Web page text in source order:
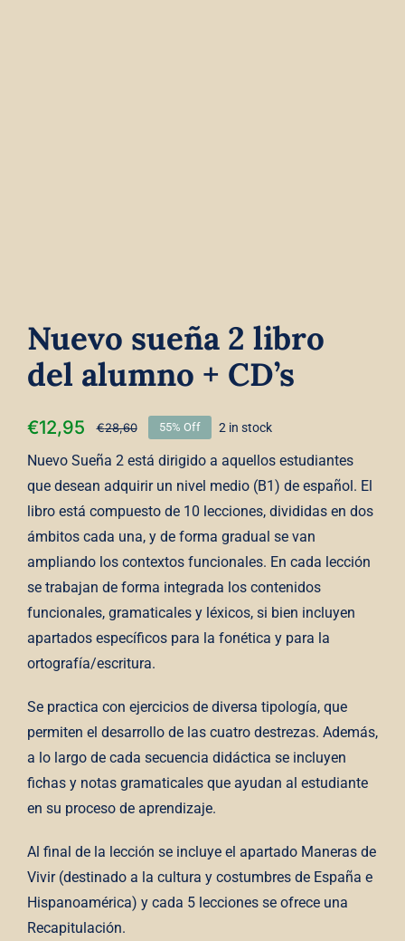
Nuevo sueña 2 libro
del alumno + CD’s
€28,60
€12,95 55% Off 2 in stock
Nuevo Sueña 2 está dirigido a aquellos estudiantes
que desean adquirir un nivel medio (B1) de español. El
libro está compuesto de 10 lecciones, divididas en dos
ámbitos cada una, y de forma gradual se van
ampliando los contextos funcionales. En cada lección
se trabajan de forma integrada los contenidos
funcionales, gramaticales y léxicos, si bien incluyen
apartados específicos para la fonética y para la
ortografía/escritura.
Se practica con ejercicios de diversa tipología, que
permiten el desarrollo de las cuatro destrezas. Además,
a lo largo de cada secuencia didáctica se incluyen
fichas y notas gramaticales que ayudan al estudiante
en su proceso de aprendizaje.
Al final de la lección se incluye el apartado Maneras de
Vivir (destinado a la cultura y costumbres de España e
Hispanoamérica) y cada 5 lecciones se ofrece una
Recapitulación.